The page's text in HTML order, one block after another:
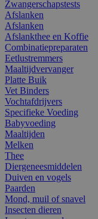
Zwangerschapstests
Afslanken
Afslanken
Afslankthee en Koffie
Combinatiepreparaten
Eetlustremmers
Maaltijdvervanger
Platte Buik
Vet Binders
Vochtafdrijvers
Specifieke Voeding
Babyvoeding
Maaltijden
Melken
Thee
Diergeneesmiddelen
Duiven en vogels
Paarden
Mond, muil of snavel
Insecten dieren